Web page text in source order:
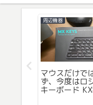
iPhone
iPhoneのホー
アイコンカレ
加すると便利